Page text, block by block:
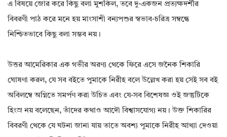
এ বিষয়ে জোর করে কিছু বলা মুশকিল, তবে দু-একজন প্রত্যক্ষদর্শীর
বিবরণী পাঠ করে মনে হয় মাংসাশী বন্যপশুর স্বভাব-চরিত্র সম্বন্ধে
নিশ্চিতভাবে কিছু বলা সম্ভব নয়।
উত্তর আমেরিকার এক গভীর অরণ্য থেকে ফিরে এসে জনৈক শিকারি
ঘোষণা করল, যে সব বইতে পুমাকে নিরীহ বলে উল্লেখ করা হয় সেই সব বই
অবিলম্বে অগ্নিতে সমর্পণ করা উচিত এবং যে-সব বিশেষজ্ঞ ওই জন্তুটিকে
হিংস্র নয় বলেছেন, তাঁদের কথাও আদৌ বিশ্বাসযোগ্য নয়। উক্ত শিকারির
বিবরণী থেকে যে ঘটনা জানা যায় তাতে অবশ্য পুমাকে নিরীহ আখ্যা দেওয়া